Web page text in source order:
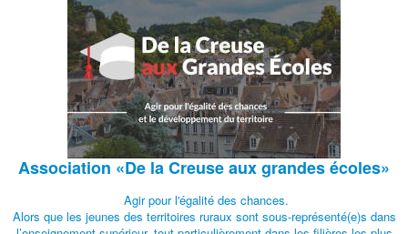
Association «De la Creuse aux grandes écoles»
Agir pour l'égalité des chances.
Alors que les jeunes des territoires ruraux sont sous-représenté(e)s dans